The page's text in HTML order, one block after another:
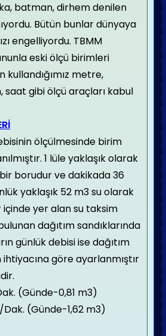
batman, dirhem denilen
Bütün bunlar dünyaya
engelliyordu. TBMM
eski ölçü birimleri
kullandığımız metre,
saat gibi ölçü araçları kabul
ölçülmesinde birim
1 lüle yaklaşık olarak
borudur ve dakikada 36
yaklaşık 52 m3 su olarak
içinde yer alan su taksim
dağıtım sandıklarında
günlük debisi ise dağıtım
göre ayarlanmıştır
(Günde-0,81 m3)
Dak. (Günde-1,62 m3)